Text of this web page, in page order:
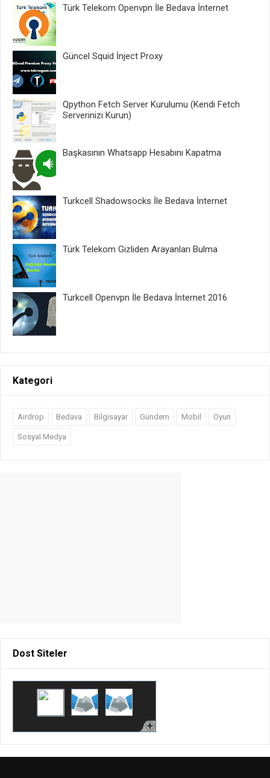
Türk Telekom Openvpn İle Bedava İnternet
Güncel Squid İnject Proxy
Qpython Fetch Server Kurulumu (Kendi Fetch
Serverinizi Kurun)
Başkasının Whatsapp Hesabını Kapatma
Turkcell Shadowsocks İle Bedava İnternet
Türk Telekom Gizliden Arayanları Bulma
Turkcell Openvpn İle Bedava İnternet 2016
Kategori
Airdrop Bedava Bilgisayar Gündem Mobil Oyun
Sosyal Medya
Dost Siteler